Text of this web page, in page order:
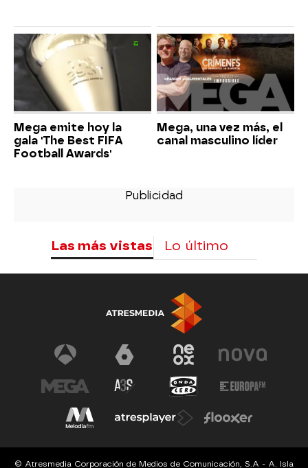
Mega emite hoy la
gala 'The Best FIFA
Football Awards'
Mega, una vez más, el
canal masculino líder
Las más vistas Lo último
© Atresmedia Corporación de Medios de Comunicación, S.A - A. Isla